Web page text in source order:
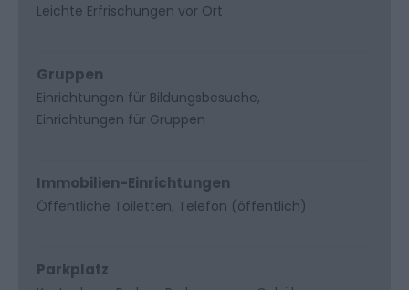
Leichte Erfrischungen vor Ort
Gruppen
Einrichtungen für Bildungsbesuche
Einrichtungen für Gruppen
Immobilien-Einrichtungen
Öffentliche Toiletten Telefon (öffentlich)
Parkplatz